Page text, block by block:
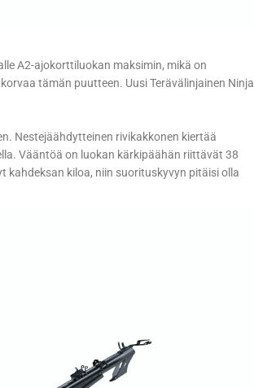
A2-ajokorttiluokan maksimin, mikä on
tämän puutteen. Uusi Terävälinjainen Ninja
Nestejäähdytteinen rivikakkonen kiertää
Vääntöä on luokan kärkipäähän riittävät 38
kiloa, niin suorituskyvyn pitäisi olla